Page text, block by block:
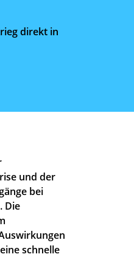
direkt in
und der
bei
Die
schnelle